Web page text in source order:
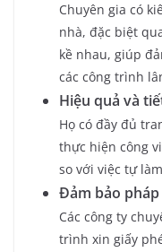
Chuyên gia có
nhà, đặc biệt
kề nhau, giúp
các công trình
Hiệu quả và
Họ có đầy đủ
thực hiện công
so với việc tự
Đảm bảo pháp
Các công ty
trình xin giấy